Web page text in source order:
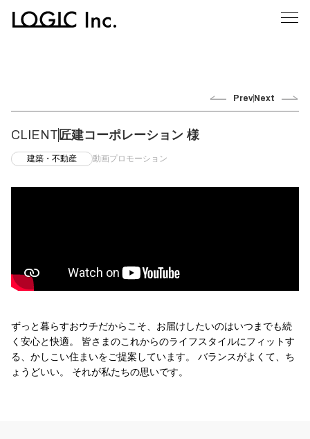
Prev Next
CLIENT 匠建コーポレーション 様
建築・不動産 動画プロモーション
ずっと暮らすおウチだからこそ、お届けしたいのはいつまでも続
く安心と快適。 皆さまのこれからのライフスタイルにフィットす
る、かしこい住まいをご提案しています。 バランスがよくて、ち
ょうどいい。 それが私たちの思いです。